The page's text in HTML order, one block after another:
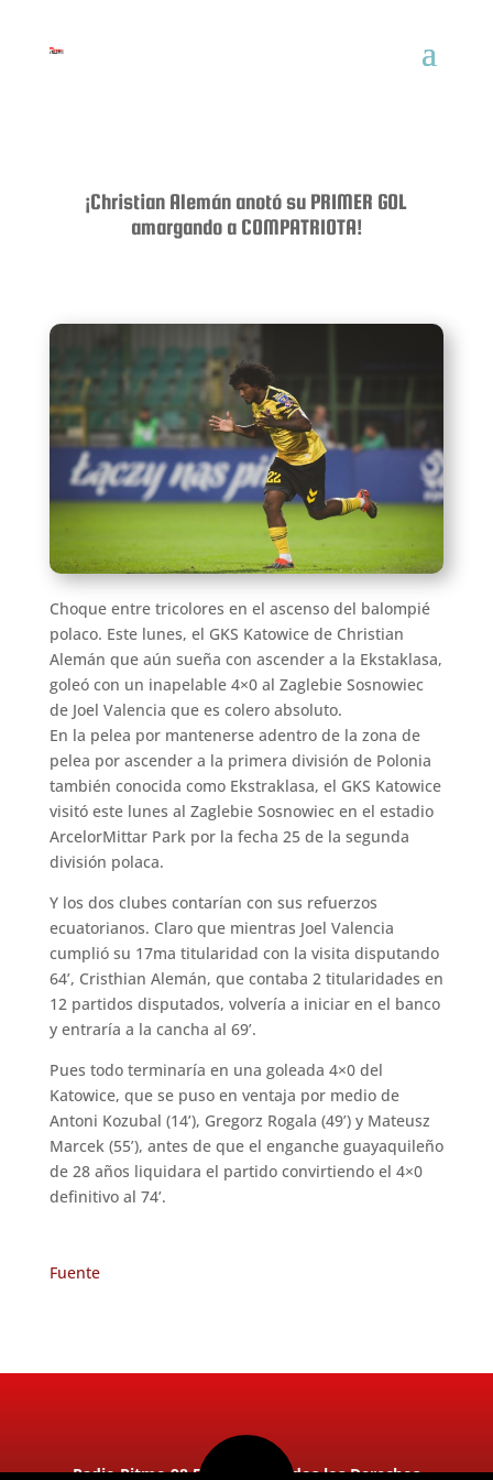
¡Christian Alemán anotó su PRIMER GOL
amargando a COMPATRIOTA!
Choque entre tricolores en el ascenso del balompié
polaco. Este lunes, el GKS Katowice de Christian
Alemán que aún sueña con ascender a la Ekstaklasa,
goleó con un inapelable 4×0 al Zaglebie Sosnowiec
de Joel Valencia que es colero absoluto.
En la pelea por mantenerse adentro de la zona de
pelea por ascender a la primera división de Polonia
también conocida como Ekstraklasa, el GKS Katowice
visitó este lunes al Zaglebie Sosnowiec en el estadio
ArcelorMittar Park por la fecha 25 de la segunda
división polaca.
Y los dos clubes contarían con sus refuerzos
ecuatorianos. Claro que mientras Joel Valencia
cumplió su 17ma titularidad con la visita disputando
64’, Cristhian Alemán, que contaba 2 titularidades en
12 partidos disputados, volvería a iniciar en el banco
y entraría a la cancha al 69’.
Pues todo terminaría en una goleada 4×0 del
Katowice, que se puso en ventaja por medio de
Antoni Kozubal (14’), Gregorz Rogala (49’) y Mateusz
Marcek (55’), antes de que el enganche guayaquileño
de 28 años liquidara el partido convirtiendo el 4×0
definitivo al 74’.
Fuente
Radio Ritmo 98.5FM 2026. Todos los Derechos